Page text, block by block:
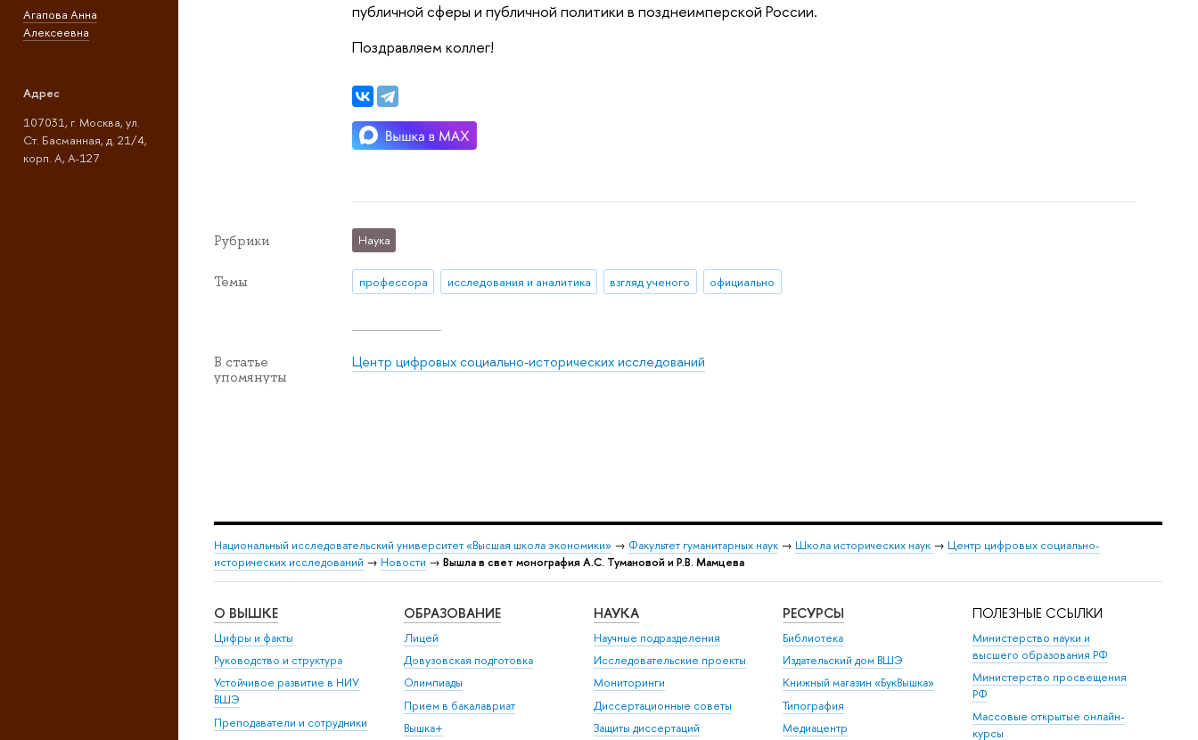
Агапова Анна
Алексеевна
Адрес
107031, г. Москва, ул.
Ст. Басманная, д. 21/4,
корп. А, А-127
публичной сферы и публичной политики в позднеимперской России.
Поздравляем коллег!
Рубрики Наука
Темы профессора исследования и аналитика взгляд ученого официально
В статье
упомянуты
Центр цифровых социально-исторических исследований
Национальный исследовательский университет «Высшая школа экономики» → Факультет гуманитарных наук → Школа исторических наук → Центр цифровых социально-
исторических исследований → Новости → Вышла в свет монография А.С. Тумановой и Р.В. Мамцева
О ВЫШКЕ
Цифры и факты
Руководство и структура
Устойчивое развитие в НИУ
ВШЭ
Преподаватели и сотрудники
ОБРАЗОВАНИЕ
Лицей
Довузовская подготовка
Олимпиады
Прием в бакалавриат
Вышка+
НАУКА
Научные подразделения
Исследовательские проекты
Мониторинги
Диссертационные советы
Защиты диссертаций
РЕСУРСЫ
Библиотека
Издательский дом ВШЭ
Книжный магазин «БукВышка»
Типография
Медиацентр
ПОЛЕЗНЫЕ ССЫЛКИ
Министерство науки и
высшего образования РФ
Министерство просвещения
РФ
Массовые открытые онлайн-
курсы